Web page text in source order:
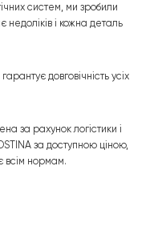
систем, ми зробили
і кожна деталь
довговічність усіх
за рахунок логістики і
за доступною ціною,
всім нормам.